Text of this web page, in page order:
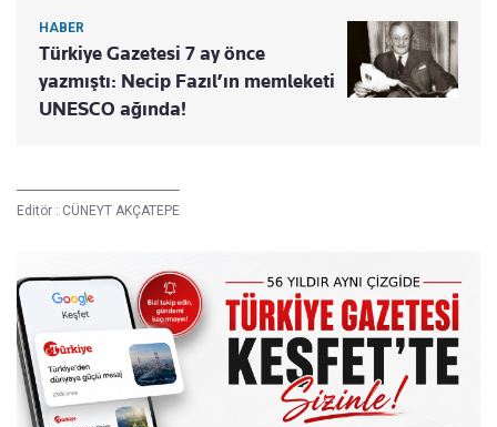
HABER
Türkiye Gazetesi 7 ay önce
yazmıştı: Necip Fazıl’ın memleketi
UNESCO ağında!
Editör : CÜNEYT AKÇATEPE